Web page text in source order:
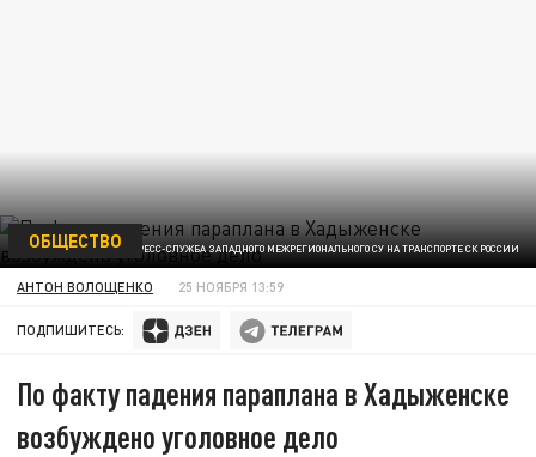
ФОТО: ПРЕСС-СЛУЖБА ЗАПАДНОГО МЕЖРЕГИОНАЛЬНОГО СУ НА ТРАНСПОРТЕ СК РОССИИ
ОБЩЕСТВО
АНТОН ВОЛОЩЕНКО 25 НОЯБРЯ 13:59
ПОДПИШИТЕСЬ:
По факту падения параплана в Хадыженске
возбуждено уголовное дело